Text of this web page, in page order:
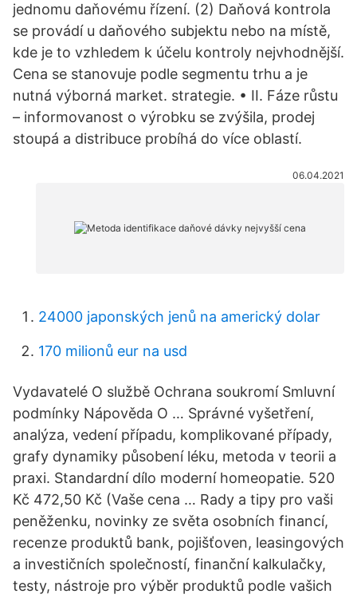
jednomu daňovému řízení. (2) Daňová kontrola
se provádí u daňového subjektu nebo na místě,
kde je to vzhledem k účelu kontroly nejvhodnější.
Cena se stanovuje podle segmentu trhu a je
nutná výborná market. strategie. • II. Fáze růstu
– informovanost o výrobku se zvýšila, prodej
stoupá a distribuce probíhá do více oblastí.
06.04.2021
24000 japonských jenů na americký dolar
170 milionů eur na usd
Vydavatelé O službě Ochrana soukromí Smluvní
podmínky Nápověda O … Správné vyšetření,
analýza, vedení případu, komplikované případy,
grafy dynamiky působení léku, metoda v teorii a
praxi. Standardní dílo moderní homeopatie. 520
Kč 472,50 Kč (Vaše cena … Rady a tipy pro vaši
peněženku, novinky ze světa osobních financí,
recenze produktů bank, pojišťoven, leasingových
a investičních společností, finanční kalkulačky,
testy, nástroje pro výběr produktů podle vašich